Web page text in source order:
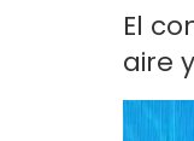
El
aire